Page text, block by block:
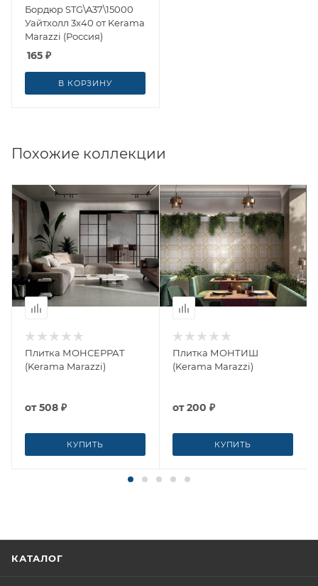
Бордюр STG\A37\15000
Уайтхолл 3x40 от Kerama
Marazzi (Россия)
165 ₽
В КОРЗИНУ
Похожие коллекции
Плитка МОНСЕРРАТ
(Kerama Marazzi)
от508 ₽
КУПИТЬ
Плитка МОНТИШ
(Kerama Marazzi)
от200 ₽
КУПИТЬ
КАТАЛОГ